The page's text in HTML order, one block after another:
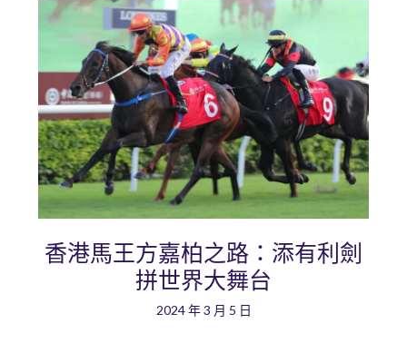
香港馬王方嘉柏之路：添有利劍
拼世界大舞台
2024 年 3 月 5 日